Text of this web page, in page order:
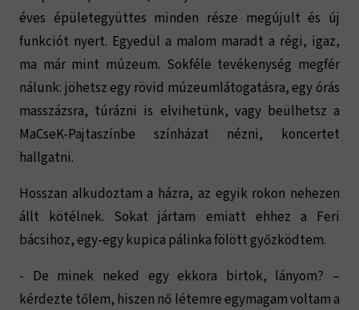
éves épületegyüttes minden része megújult és új
funkciót nyert. Egyedül a malom maradt a régi, igaz,
ma már mint múzeum. Sokféle tevékenység megfér
nálunk: jöhetsz egy rövid múzeumlátogatásra, egy órás
masszázsra, túrázni is elvihetünk, vagy beülhetsz a
MaCseK-Pajtaszínbe színházat nézni, koncertet
hallgatni.
Hosszan alkudoztam a házra, az egyik rokon nehezen
állt kötélnek. Sokat jártam emiatt ehhez a Feri
bácsihoz, egy-egy kupica pálinka fölött győzködtem.
- De minek neked egy ekkora birtok, lányom? –
kérdezte tőlem, hiszen nő létemre egymagam voltam a